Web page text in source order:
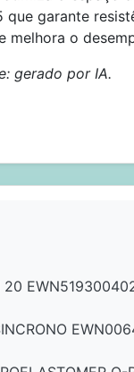
que garante
melhora o
gerado por IA.
20